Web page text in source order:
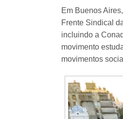
Em Buenos
Frente Sindical
incluindo a
movimento
movimentos